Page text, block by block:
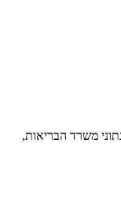
משרד הבריאות,